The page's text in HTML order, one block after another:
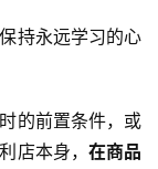
持永远学习的心
的前置条件，或
店本身， 在商品